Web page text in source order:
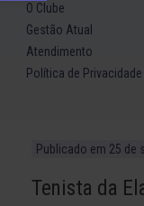
O Clube
Gestão Atual
Atendimento
Política de Privacidade
Publicado em 25 de
Tenista da